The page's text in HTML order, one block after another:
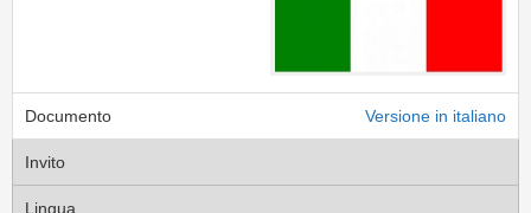
Versione in italiano